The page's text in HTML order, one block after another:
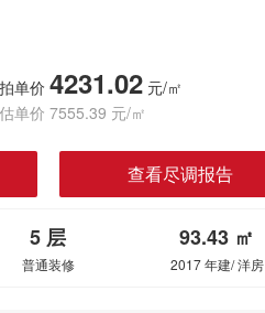
单价 4231.02 元/㎡
单价 7555.39 元/㎡
查看尽调报告
5 层
普通装修
93.43 ㎡
2017 年建/洋房